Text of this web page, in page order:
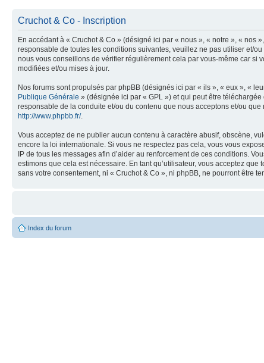
Cruchot & Co - Inscription
En accédant à « Cruchot & Co » (désigné ici par « nous », « notre », « nos
responsable de toutes les conditions suivantes, veuillez ne pas utiliser et/
nous vous conseillons de vérifier régulièrement cela par vous-même car si
modifiées et/ou mises à jour.
Nos forums sont propulsés par phpBB (désignés ici par « ils », « eux », «
Publique Générale » (désignée ici par « GPL ») et qui peut être téléchargée
responsable de la conduite et/ou du contenu que nous acceptons et/ou
http://www.phpbb.fr/.
Vous acceptez de ne publier aucun contenu à caractère abusif, obscène,
encore la loi internationale. Si vous ne respectez pas cela, vous vous
IP de tous les messages afin d’aider au renforcement de ces conditions.
estimons que cela est nécessaire. En tant qu’utilisateur, vous acceptez
sans votre consentement, ni « Cruchot & Co », ni phpBB, ne pourront être
Index du forum